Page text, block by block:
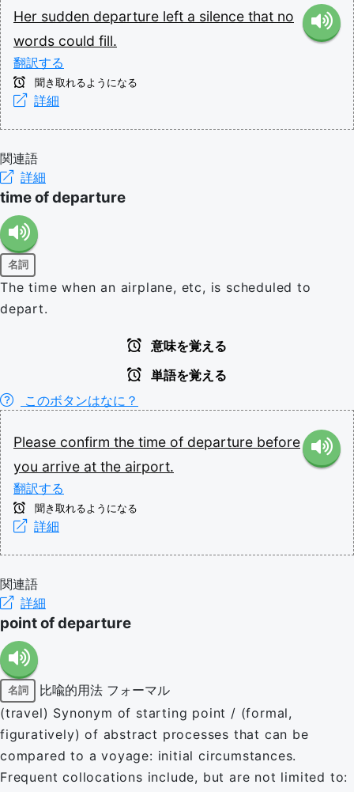
Her sudden departure left a silence that no
words could fill.
翻訳する
聞き取れるようになる
詳細
関連語
詳細
time of departure
名詞
The time when an airplane, etc, is scheduled to
depart.
意味を覚える
単語を覚える
このボタンはなに？
Please confirm the time of departure before
you arrive at the airport.
翻訳する
聞き取れるようになる
詳細
関連語
詳細
point of departure
名詞 比喩的用法 フォーマル
(travel) Synonym of starting point / (formal,
figuratively) of abstract processes that can be
compared to a voyage: initial circumstances.
Frequent collocations include, but are not limited to: